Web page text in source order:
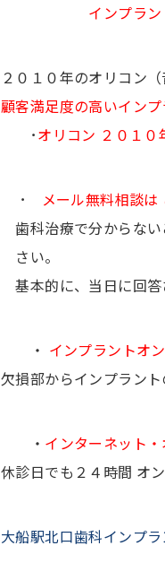
インプラ
２０１０年のオリコン
顧客満足度の高いイン
･オリコン ２０１
･
メール無料相談
歯科治療で分からな
さい。
基本的に、当日に回答
・ インプラントオ
欠損部からインプラン
・ インターネット
休診日でも２４時間 オ
大船駅北口歯科インプ